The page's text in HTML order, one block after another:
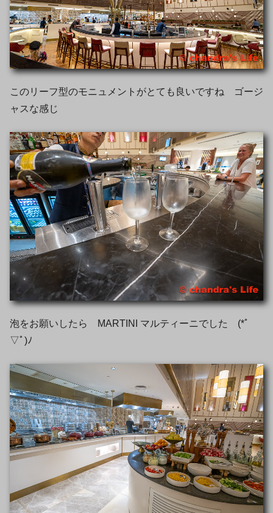
このリーフ型のモニュメントがとても良いですね ゴージ
ャスな感じ
泡をお願いしたら MARTINI マルティーニでした (*ﾟ
▽ﾟ)ﾉ